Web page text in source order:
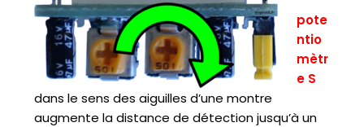
pote
ntio
mètr
e S
dans le sens des aiguilles d’une montre
augmente la distance de détection jusqu’à un